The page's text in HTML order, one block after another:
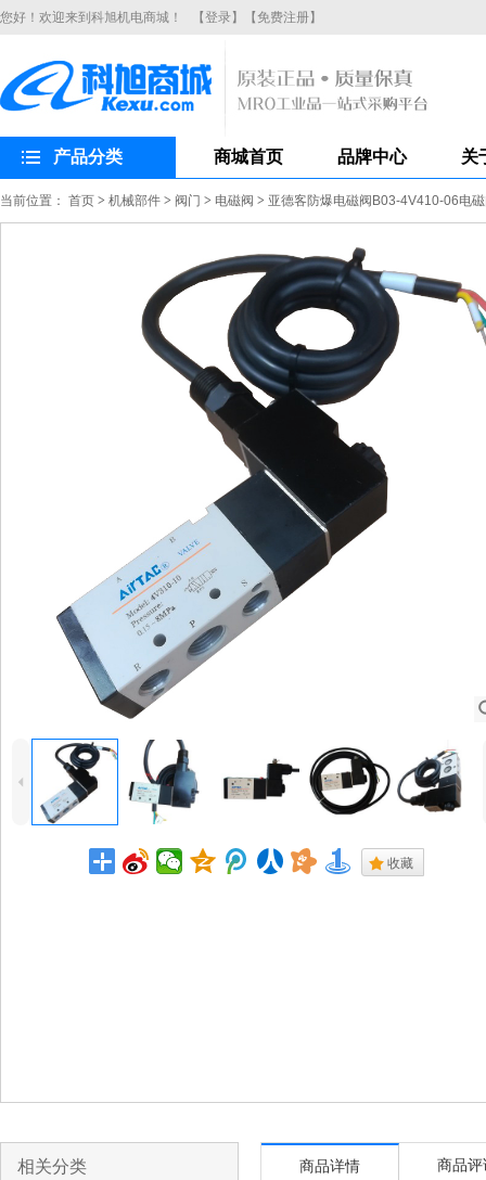
您好！欢迎来到科旭机电商城！ 【登录】 【免费注册】
产品分类 商城首页 品牌中心 关
当前位置： 首页 > 机械部件 > 阀门 > 电磁阀 > 亚德客防爆电磁阀B03-4V410-06电
4
. 收藏
相关分类 商品详情 商品评